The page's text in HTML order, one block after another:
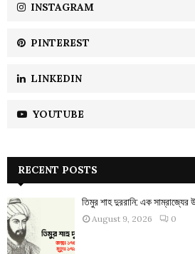
INSTAGRAM
PINTEREST
LINKEDIN
YOUTUBE
RECENT POSTS
তিমুর শাহ দুররানি: এক সাম্রাজ্যের
August 9, 2026 0